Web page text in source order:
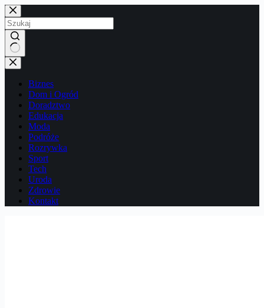
Przejdź
do
treści
Brak
wyników
Biznes
Dom i Ogród
Doradztwo
Edukacja
Moda
Podróże
Rozrywka
Sport
Tech
Uroda
Zdrowie
Kontakt